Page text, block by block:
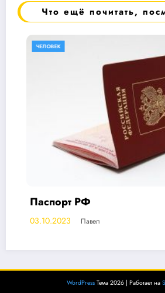
Что ещё почитать,
ЧЕЛОВЕК
Паспорт РФ
03.10.2023 Павел
WordPress Тема 2026 | Работает на